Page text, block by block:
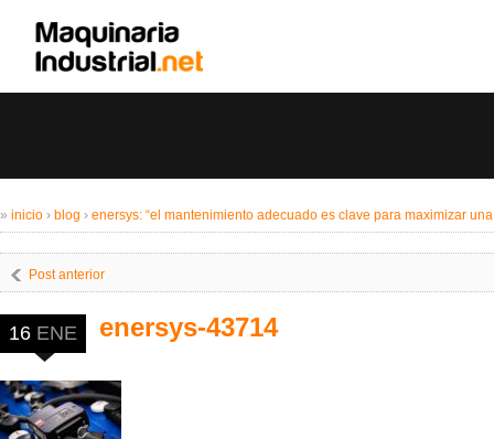
» inicio › blog › enersys: “el mantenimiento adecuado es clave para maximizar
Post anterior
enersys-43714
16 ENE